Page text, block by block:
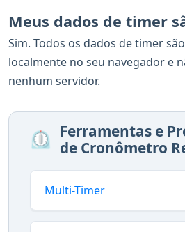
Meus dados de timer
Sim. Todos os dados de timer
localmente no seu navegador e
nenhum servidor.
⏲️ Ferramentas e
de Cronômetro
Multi-Timer